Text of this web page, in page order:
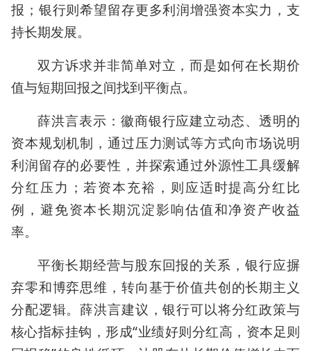
报；银行则希望留存更多利润增强资本实力，支
持长期发展。
双方诉求并非简单对立，而是如何在长期价
值与短期回报之间找到平衡点。
薛洪言表示：徽商银行应建立动态、透明的
资本规划机制，通过压力测试等方式向市场说明
利润留存的必要性，并探索通过外源性工具缓解
分红压力；若资本充裕，则应适时提高分红比
例，避免资本长期沉淀影响估值和净资产收益
率。
平衡长期经营与股东回报的关系，银行应摒
弃零和博弈思维，转向基于价值共创的长期主义
分配逻辑。薛洪言建议，银行可以将分红政策与
核心指标挂钩，形成“业绩好则分红高，资本足则